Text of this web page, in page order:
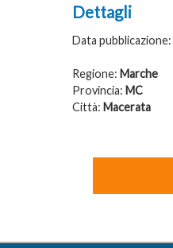
Dettagli
Data pubblicazione:
Regione: Marche
Provincia: MC
Città: Macerata